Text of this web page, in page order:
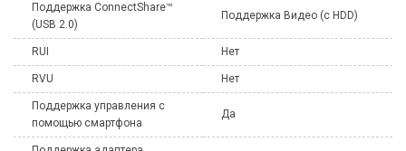
Поддержка ConnectShare™
(USB 2.0)
Поддержка Видео (с HDD)
RUI Нет
RVU Нет
Поддержка управления с
помощью смартфона
Да